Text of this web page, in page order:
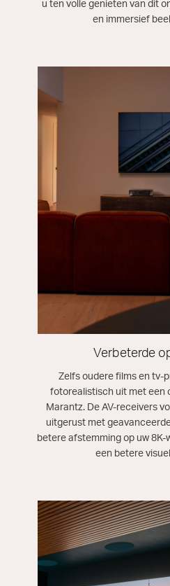
u ten volle genieten van dit
en immersief
Verbeterde
Zelfs oudere films en tv-
fotorealistisch uit met een
Marantz. De AV-receivers
uitgerust met
betere afstemming op uw
een betere